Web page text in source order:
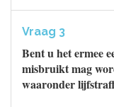
Vraag 3
Bent u het ermee
misbruikt mag
waaronder